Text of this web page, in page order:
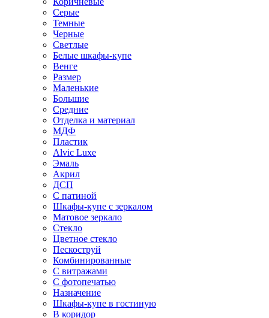
Серые
Темные
Черные
Светлые
Белые шкафы-купе
Венге
Размер
Маленькие
Большие
Средние
Отделка и материал
МДФ
Пластик
Alvic Luxe
Эмаль
Акрил
ДСП
С патиной
Шкафы-купе с зеркалом
Матовое зеркало
Стекло
Цветное стекло
Пескоструй
Комбинированные
С витражами
С фотопечатью
Назначение
Шкафы-купе в гостиную
В коридор